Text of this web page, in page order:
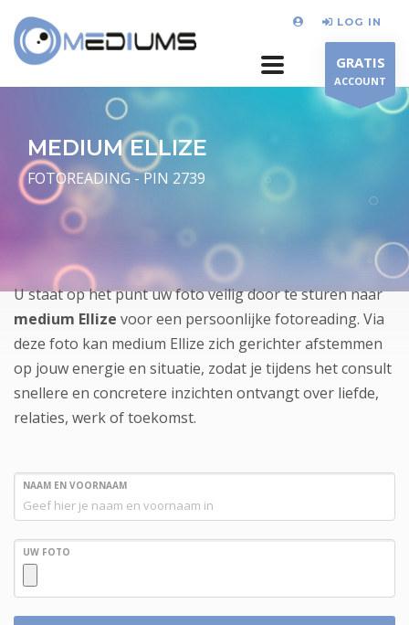
LOG IN
GRATIS
ACCOUNT
MEDIUM ELLIZE
FOTOREADING - PIN 2739
U staat op het punt uw foto veilig door te sturen naar
medium Ellize voor een persoonlijke fotoreading. Via
deze foto kan medium Ellize zich gerichter afstemmen
op jouw energie en situatie, zodat je tijdens het consult
snellere en concretere inzichten ontvangt over liefde,
relaties, werk of toekomst.
NAAM EN VOORNAAM
UW FOTO